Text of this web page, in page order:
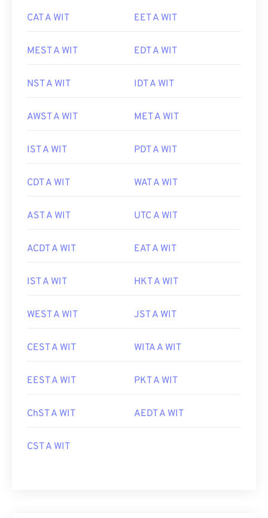
CAT A WIT EET A WIT
MEST A WIT EDT A WIT
NST A WIT IDT A WIT
AWST A WIT MET A WIT
IST A WIT PDT A WIT
CDT A WIT WAT A WIT
AST A WIT UTC A WIT
ACDT A WIT EAT A WIT
IST A WIT HKT A WIT
WEST A WIT JST A WIT
CEST A WIT WITA A WIT
EEST A WIT PKT A WIT
ChST A WIT AEDT A WIT
CST A WIT